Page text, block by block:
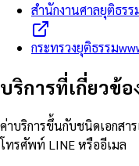
สำนักงานศาลยุติธรร
กระทรวงยุติธรรม
บริการที่เกี่ยวข้
ค่าบริการขึ้นกับชนิดเอกส
โทรศัพท์ LINE หรืออีเมล